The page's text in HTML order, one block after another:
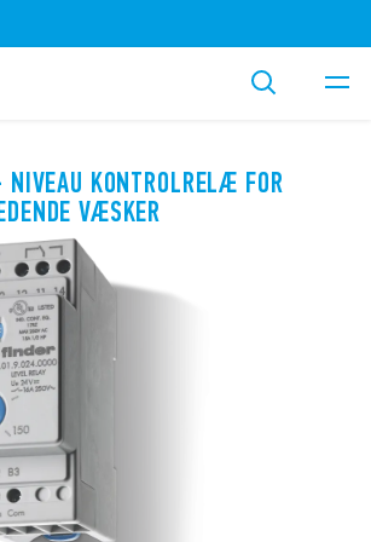
KONTROLRELÆ FOR
VÆSKER